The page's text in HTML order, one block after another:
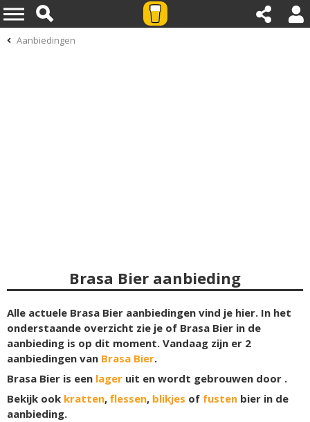
Aanbiedingen
Brasa Bier aanbieding
Alle actuele Brasa Bier aanbiedingen vind je hier. In het
onderstaande overzicht zie je of Brasa Bier in de
aanbieding is op dit moment. Vandaag zijn er 2
aanbiedingen van Brasa Bier.
Brasa Bier is een lager uit en wordt gebrouwen door .
Bekijk ook kratten, flessen, blikjes of fusten bier in de
aanbieding.